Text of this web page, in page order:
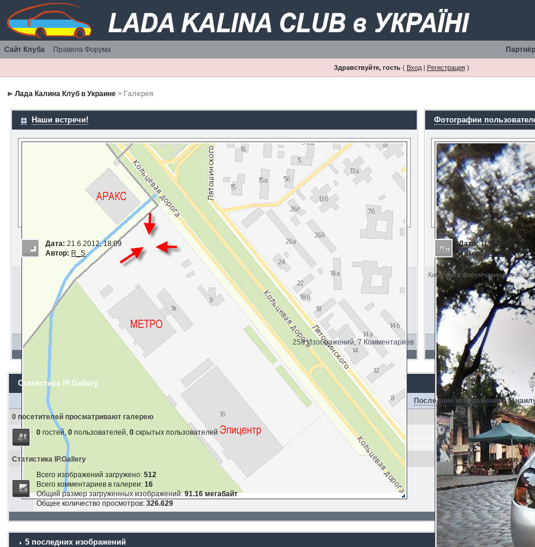
Сайт Клуба Правила Форума
Здравствуйте, гость( Вход| Регистрация)
Лада Калина Клуб в Украине > Галерея
Наши встречи!
Дата: 21.6.2012, 18:09
Автор: R_S
258 Изображений, 7 Комментариев
Фотографии
Дата:11.3.2014, 23:21
Автор: Олег808
Как узнать форумчанина на
Статистика IP.Gallery
Последние изображения·С
0 посетителей просматривают галерею
0 гостей,0 пользователей,0 скрытых пользователей
Статистика IP.Gallery
Всего изображений загружено:512
Всего комментариев в галереи:16
Общий размер загруженных изображений:91.16 мегабайт
Общее количество просмотров:326.629
5 последних изображений